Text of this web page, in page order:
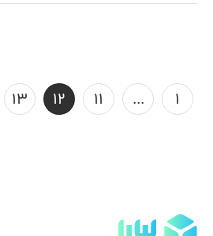
۱ ... ۱۱ ۱۲ ۱۳